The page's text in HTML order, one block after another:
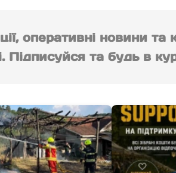
оперативні новини
Підписуйся та будь в